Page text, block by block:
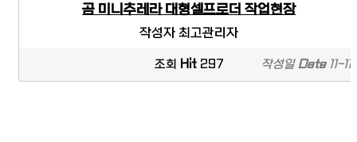
곰 미니추레라 대형셀프로더 작업현장
작성자최고관리자
조회 Hit297 작성일Date11-11